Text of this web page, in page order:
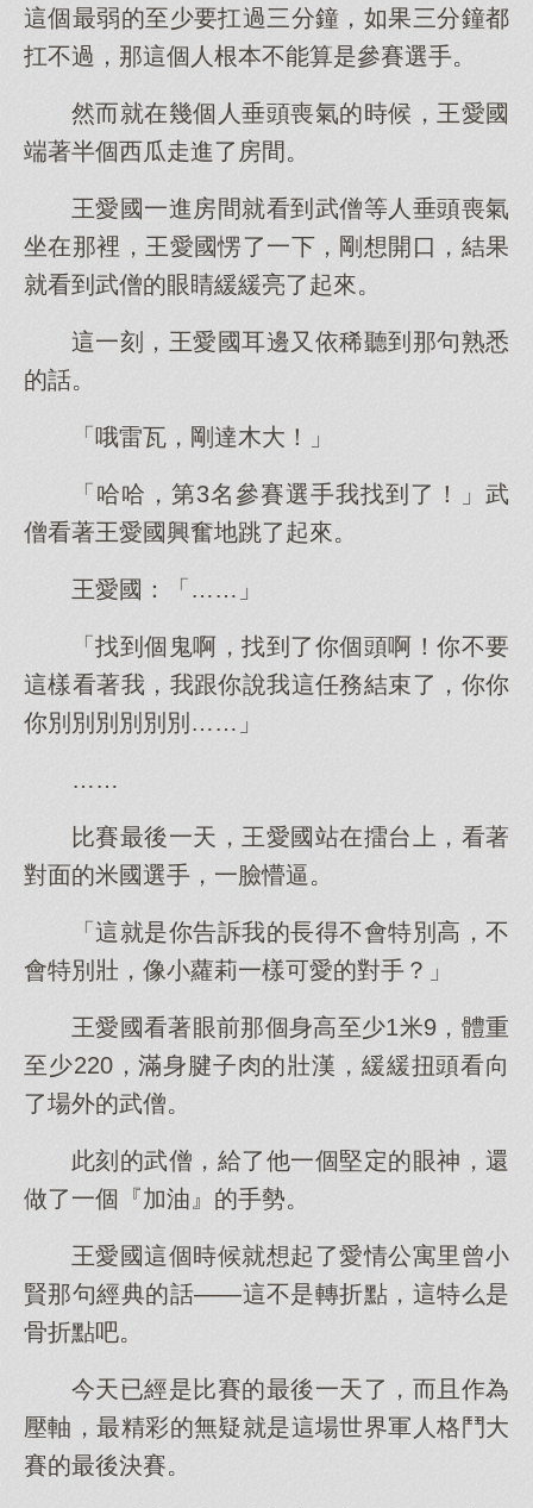
這個最弱的至少要扛過三分鐘，如果三分鐘都
扛不過，那這個人根本不能算是參賽選手。
然而就在幾個人垂頭喪氣的時候，王愛國
端著半個西瓜走進了房間。
王愛國一進房間就看到武僧等人垂頭喪氣
坐在那裡，王愛國愣了一下，剛想開口，結果
就看到武僧的眼睛緩緩亮了起來。
這一刻，王愛國耳邊又依稀聽到那句熟悉
的話。
「哦雷瓦，剛達木大！」
「哈哈，第3名參賽選手我找到了！」武
僧看著王愛國興奮地跳了起來。
王愛國：「……」
「找到個鬼啊，找到了你個頭啊！你不要
這樣看著我，我跟你說我這任務結束了，你你
你別別別別別別……」
……
比賽最後一天，王愛國站在擂台上，看著
對面的米國選手，一臉懵逼。
「這就是你告訴我的長得不會特別高，不
會特別壯，像小蘿莉一樣可愛的對手？」
王愛國看著眼前那個身高至少1米9，體重
至少220，滿身腱子肉的壯漢，緩緩扭頭看向
了場外的武僧。
此刻的武僧，給了他一個堅定的眼神，還
做了一個『加油』的手勢。
王愛國這個時候就想起了愛情公寓里曾小
賢那句經典的話——這不是轉折點，這特么是
骨折點吧。
今天已經是比賽的最後一天了，而且作為
壓軸，最精彩的無疑就是這場世界軍人格鬥大
賽的最後決賽。